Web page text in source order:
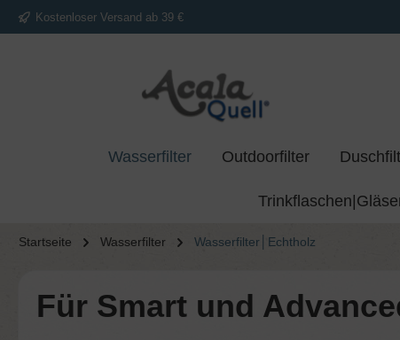
Zur Hauptnavigation springen
Kostenloser Versand ab 39 €
Wasserfilter Outdoorfilter
Startseite Wasserfilter Wasserfilter│Echtholz
Für Smart und